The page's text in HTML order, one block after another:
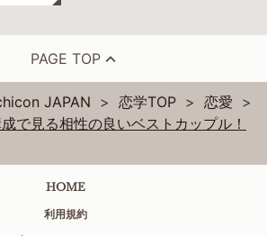
PAGE TOP
JAPAN 恋学TOP
恋愛
で見る相性の良いベストカップル！
HOME
利用規約